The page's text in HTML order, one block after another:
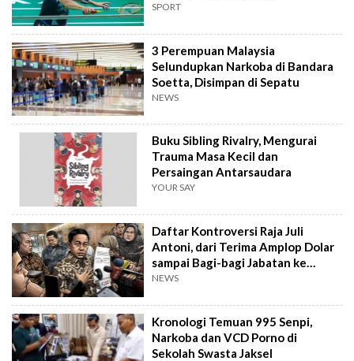
SPORT
3 Perempuan Malaysia
Selundupkan Narkoba di Bandara
Soetta, Disimpan di Sepatu
NEWS
Buku Sibling Rivalry, Mengurai
Trauma Masa Kecil dan
Persaingan Antarsaudara
YOUR SAY
Daftar Kontroversi Raja Juli
Antoni, dari Terima Amplop Dolar
sampai Bagi-bagi Jabatan ke
Kader PSI
NEWS
Kronologi Temuan 995 Senpi,
Narkoba dan VCD Porno di
Sekolah Swasta Jaksel